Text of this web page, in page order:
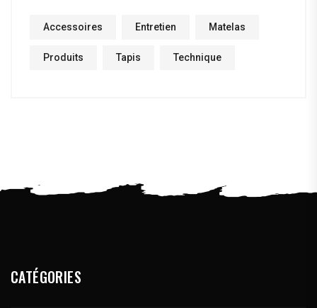
Accessoires Entretien Matelas
Produits Tapis Technique
CATÉGORIES